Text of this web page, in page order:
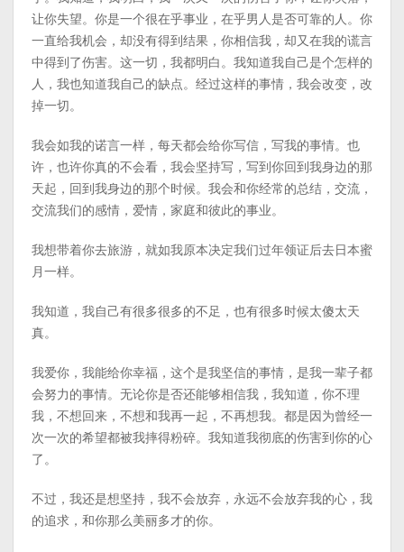
让你失望。你是一个很在乎事业，在乎男人是否可靠的人。你
一直给我机会，却没有得到结果，你相信我，却又在我的谎言
中得到了伤害。这一切，我都明白。我知道我自己是个怎样的
人，我也知道我自己的缺点。经过这样的事情，我会改变，改
掉一切。
我会如我的诺言一样，每天都会给你写信，写我的事情。也
许，也许你真的不会看，我会坚持写，写到你回到我身边的那
天起，回到我身边的那个时候。我会和你经常的总结，交流，
交流我们的感情，爱情，家庭和彼此的事业。
我想带着你去旅游，就如我原本决定我们过年领证后去日本蜜
月一样。
我知道，我自己有很多很多的不足，也有很多时候太傻太天
真。
我爱你，我能给你幸福，这个是我坚信的事情，是我一辈子都
会努力的事情。无论你是否还能够相信我，我知道，你不理
我，不想回来，不想和我再一起，不再想我。都是因为曾经一
次一次的希望都被我摔得粉碎。我知道我彻底的伤害到你的心
了。
不过，我还是想坚持，我不会放弃，永远不会放弃我的心，我
的追求，和你那么美丽多才的你。